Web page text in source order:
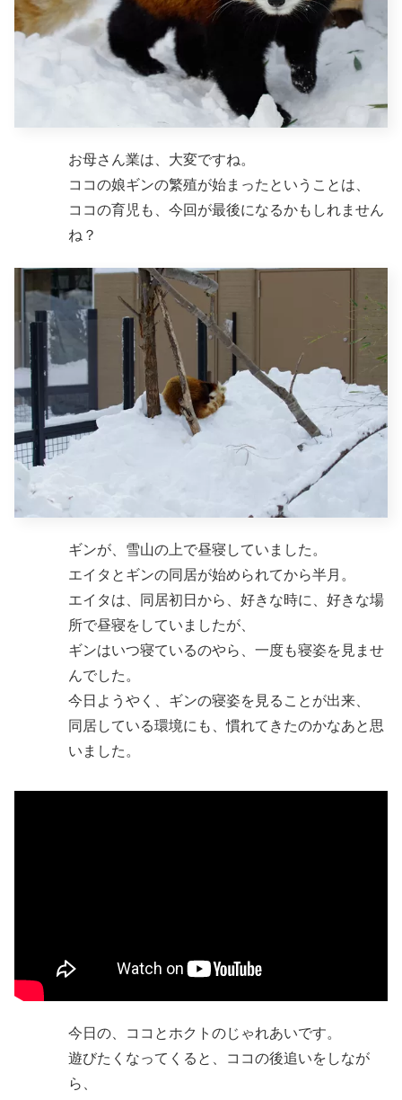
お母さん業は、大変ですね。
ココの娘ギンの繁殖が始まったということは、
ココの育児も、今回が最後になるかもしれません
ね？
ギンが、雪山の上で昼寝していました。
エイタとギンの同居が始められてから半月。
エイタは、同居初日から、好きな時に、好きな場
所で昼寝をしていましたが、
ギンはいつ寝ているのやら、一度も寝姿を見ませ
んでした。
今日ようやく、ギンの寝姿を見ることが出来、
同居している環境にも、慣れてきたのかなあと思
いました。
今日の、ココとホクトのじゃれあいです。
遊びたくなってくると、ココの後追いをしなが
ら、